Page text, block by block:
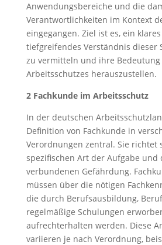
Anwendungsbereiche und die
Verantwortlichkeiten im Kontext
eingegangen. Ziel ist es, ein
tiefgreifendes Verständnis dieser
zu vermitteln und ihre Bedeutung
Arbeitsschutzes herauszustellen.
2 Fachkunde im Arbeitsschutz
In der deutschen
Definition von Fachkunde in
Verordnungen zentral. Sie richtet
spezifischen Art der Aufgabe und
verbundenen Gefährdung.
müssen über die nötigen
die durch Berufsausbildung,
regelmäßige Schulungen
aufrechterhalten werden. Diese
variieren je nach Verordnung,